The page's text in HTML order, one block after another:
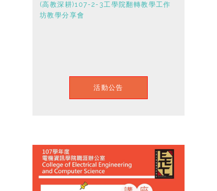
(高教深耕)107-2-3工學院翻轉教學工作
坊教學分享會
活動公告